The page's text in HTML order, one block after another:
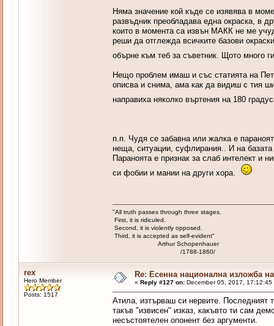
Няма значение кой къде се изявява в
развъдник преобладава една окраска, в
които в момента са извън МАКК не ме
реши да отглежда всичките базови
обърне към теб за съветник. Щото много
Нещо проблем имаш и със статията на
описва и снима, ама как да видиш с тия
направиха няколко въртения на 180
п.п. Чудя се забавна или жалка е
неща, ситуации, суфлирания.. И на
Параноята е признак за слаб интелект и
си фобии и мании на други хора.
"All truth passes through three stages.
First, it is ridiculed.
Second, it is violently opposed.
Third, it is accepted as self-evident"
Arthur Schopenhauer
/1788-1860/
rex
Hero Member
Posts: 1517
Re: Есенна национална изложба
« Reply #127 on:December 05, 2017, 17:12:45
Атила, изтърваш си нервите. Последният
такъв "извисен" изказ, какъвто ти сам
несъстоятелен опонент без аргументи.